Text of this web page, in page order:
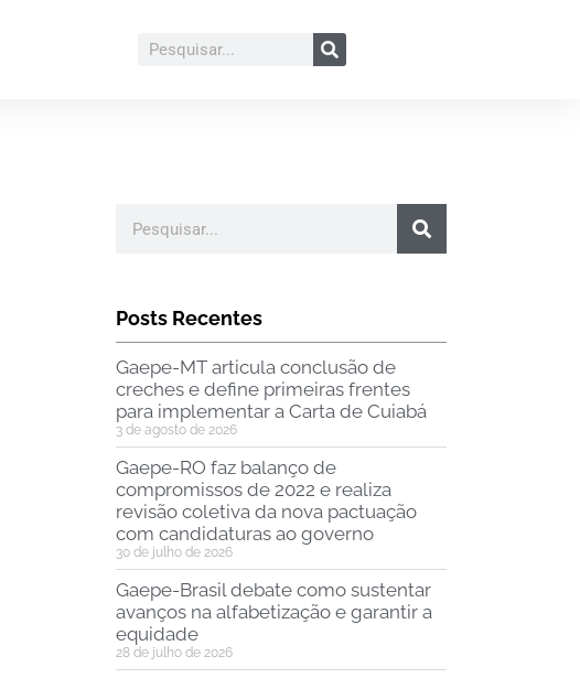
Posts Recentes
Gaepe-MT articula conclusão de
creches e define primeiras frentes
para implementar a Carta de Cuiabá
3 de agosto de 2026
Gaepe-RO faz balanço de
compromissos de 2022 e realiza
revisão coletiva da nova pactuação
com candidaturas ao governo
30 de julho de 2026
Gaepe-Brasil debate como sustentar
avanços na alfabetização e garantir a
equidade
28 de julho de 2026